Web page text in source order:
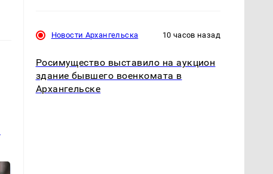
Новости Архангельска 10 часов назад
Росимущество выставило на аукцион
здание бывшего военкомата в
Архангельске